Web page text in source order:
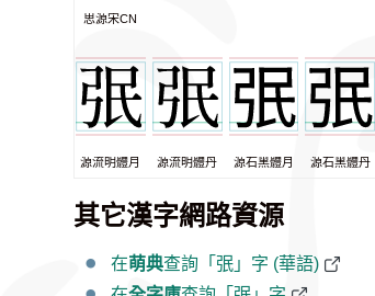
思源宋CN
源流明體月 源流明體丹 源石黑體月 源石黑體丹
其它漢字網路資源
在萌典查詢「㢯」字 (華語)